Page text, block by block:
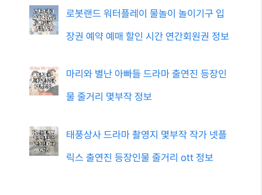
로봇랜드 워터플레이 물놀이 놀이기구 입
장권 예약 예매 할인 시간 연간회원권 정보
마리와 별난 아빠들 드라마 출연진 등장인
물 줄거리 몇부작 정보
태풍상사 드라마 촬영지 몇부작 작가 넷플
릭스 출연진 등장인물 줄거리 ott 정보